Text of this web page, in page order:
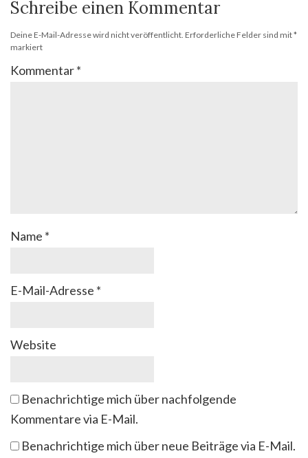
Schreibe einen Kommentar
Deine E-Mail-Adresse wird nicht veröffentlicht. Erforderliche Felder sind mit*
markiert
Kommentar*
Name *
E-Mail-Adresse *
Website
Benachrichtige mich über nachfolgende
Kommentare via E-Mail.
Benachrichtige mich über neue Beiträge via E-Mail.